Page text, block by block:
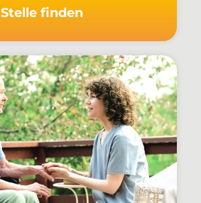
Stelle finden